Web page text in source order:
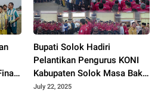
Bupati Solok Hadiri
Pelantikan Pengurus KONI
Kabupaten Solok Masa Bakti
2025–2029.
July 22, 2025